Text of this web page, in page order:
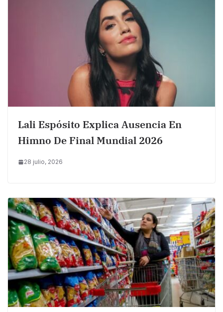
Lali Espósito Explica Ausencia En
Himno De Final Mundial 2026
28 julio, 2026